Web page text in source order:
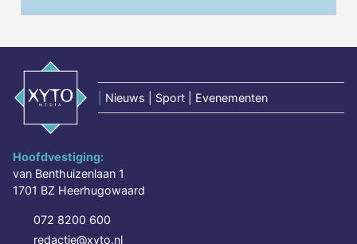
Nieuws | Sport | Evenementen
Hoofdvestiging:
van Benthuizenlaan 1
1701 BZ Heerhugowaard
072 8200 600
redactie@xyto.nl